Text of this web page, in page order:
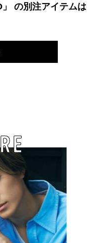
の別注アイテムは